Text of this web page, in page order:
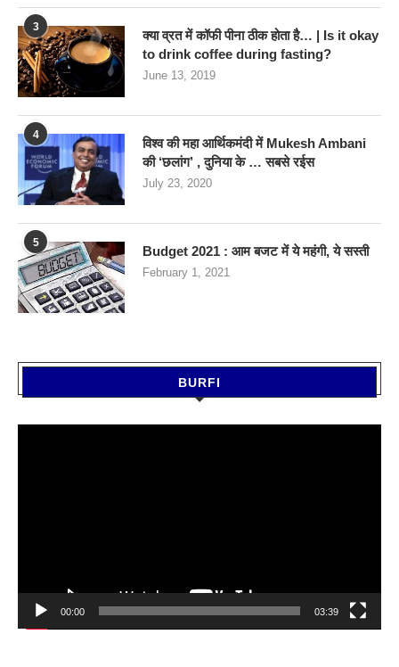
3
क्या व्रत में कॉफी पीना ठीक होता है… | Is it okay
to drink coffee during fasting?
June 13, 2019
4
विश्व की महा आर्थिकमंदी में Mukesh Ambani
की ‘छलांग’ , दुनिया के … सबसे रईस
July 23, 2020
5
Budget 2021 : आम बजट में ये महंगी, ये सस्‍ती
February 1, 2021
BURFI
00:00 03:39